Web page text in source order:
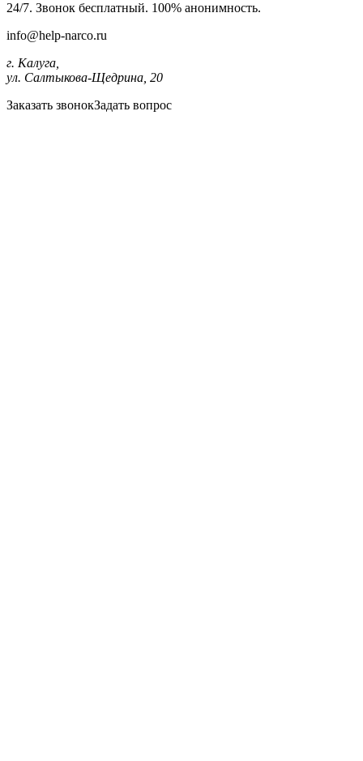
24/7. Звонок бесплатный. 100% анонимность.
info@help-narco.ru
г. Калуга,
ул. Салтыкова-Щедрина, 20
Заказать звонокЗадать вопрос